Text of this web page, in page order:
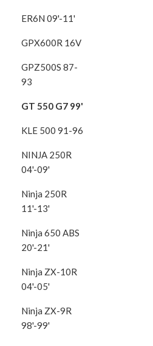
ER6N 09'-11'
GPX600R 16V
GPZ500S 87-
93
GT 550 G7 99'
KLE 500 91-96
NINJA 250R
04'-09'
Ninja 250R
11'-13'
Ninja 650 ABS
20'-21'
Ninja ZX-10R
04'-05'
Ninja ZX-9R
98'-99'